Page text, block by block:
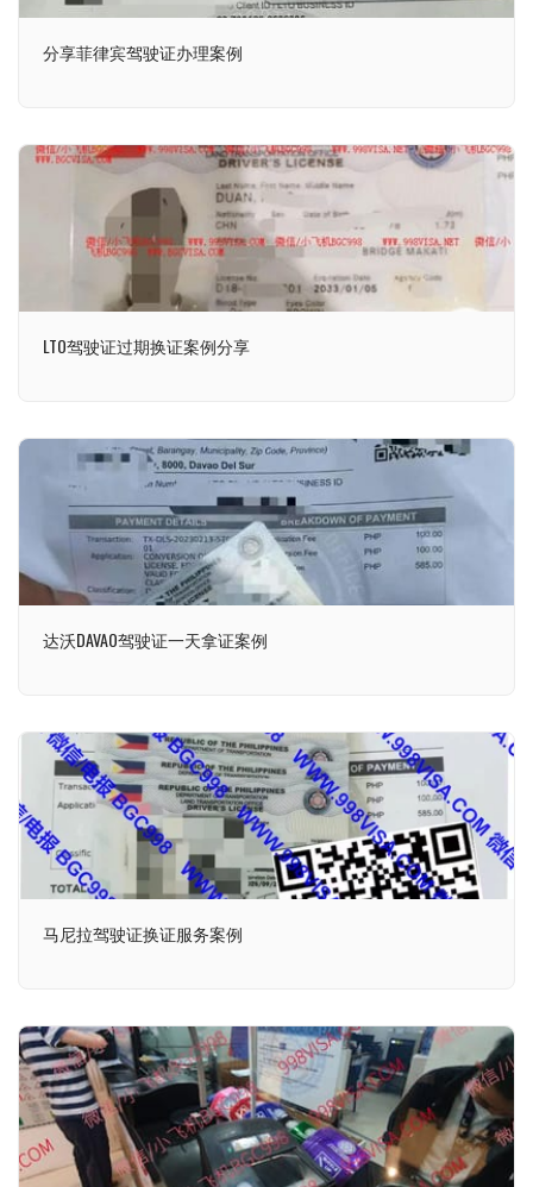
分享菲律宾驾驶证办理案例
LTO驾驶证过期换证案例分享
达沃DAVAO驾驶证一天拿证案例
马尼拉驾驶证换证服务案例